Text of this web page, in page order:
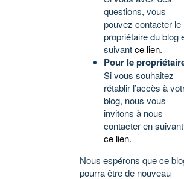
questions, vous
pouvez contacter le
propriétaire du blog
suivantce lien.
Pour le
Si vous souhaitez
rétablir l’accès à
blog, nous vous
invitons à nous
contacter en suivant
ce lien.
Nous espérons que ce
pourra être de nouveau